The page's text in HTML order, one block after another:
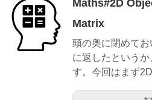
Maths#2D
Matrix
頭の奥に閉めて
に返したという
す。今回はまず